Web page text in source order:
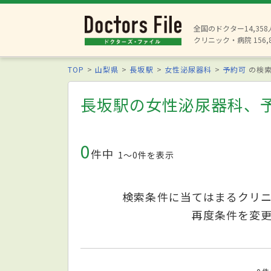
全国のドクター14,358
クリニック・病院
TOP 山梨県 長坂駅 女性泌尿器科 予約可 の検
長坂駅の女性泌尿器科、
0件中 1〜0件を表示
検索条件に当てはまるクリ
再度条件を変